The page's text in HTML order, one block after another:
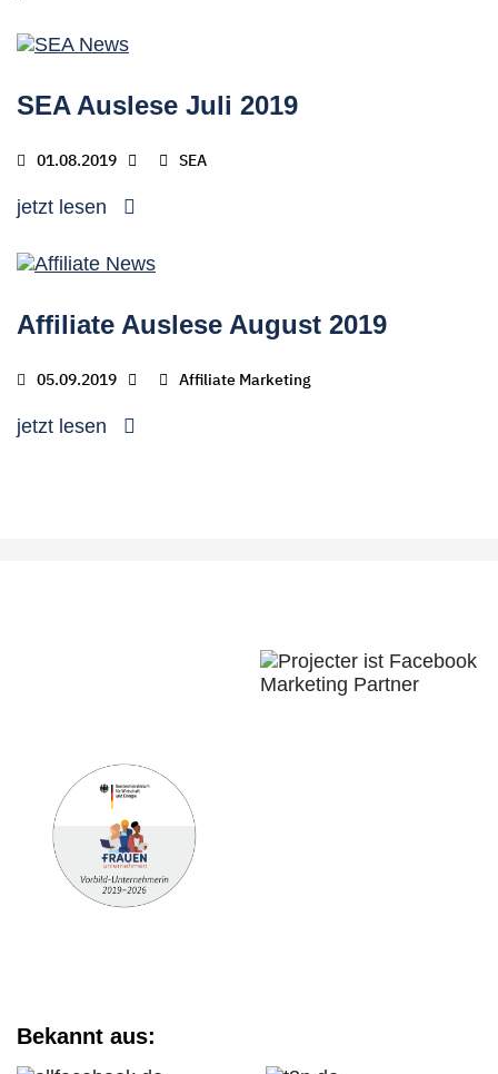
SEA Auslese Juli 2019
01.08.2019 SEA
jetzt lesen
Affiliate Auslese August 2019
05.09.2019 Affiliate Marketing
jetzt lesen
Bekannt aus: